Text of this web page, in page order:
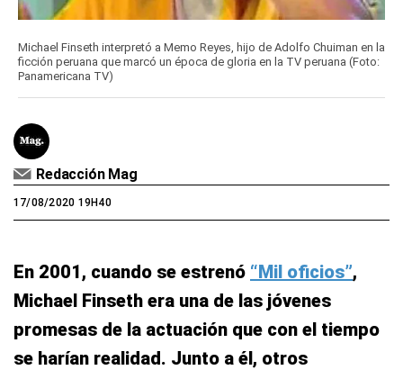
Michael Finseth interpretó a Memo Reyes, hijo de Adolfo Chuiman en la
ficción peruana que marcó un época de gloria en la TV peruana (Foto:
Panamericana TV)
Redacción Mag
17/08/2020 19H40
En 2001, cuando se estrenó “Mil oficios”,
Michael Finseth era una de las jóvenes
promesas de la actuación que con el tiempo
se harían realidad. Junto a él, otros